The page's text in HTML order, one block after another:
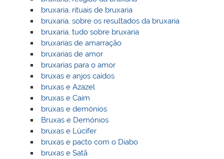
bruxaria, rituais de bruxaria
bruxaria, sobre os resultados da bruxaria
bruxaria, tudo sobre bruxaria
bruxarias de amarração
bruxarias de amor
bruxarias para o amor
bruxas e anjos caídos
bruxas e Azazel
bruxas e Caim
bruxas e demónios
Bruxas e Demónios
bruxas e Lúcifer
bruxas e pacto com o Diabo
bruxas e Satã